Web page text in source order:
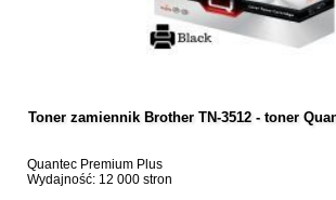
Toner zamiennik Brother TN-3512 - toner
Quantec Premium Plus
Wydajność: 12 000 stron